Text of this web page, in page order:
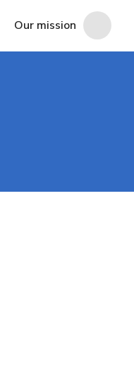
Our mission